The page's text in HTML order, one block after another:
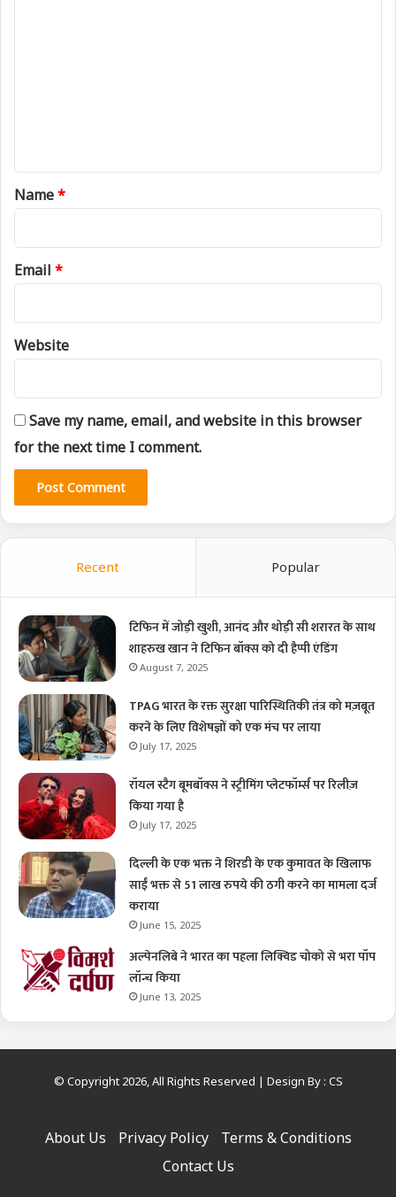
*
Name*
Email *
Website
Save my name, email, and website in this browser
for the next time I comment.
Recent Popular
टिफिन में जोड़ी खुशी, आनंद और थोड़ी सी शरारत के साथ
शाहरुख खान ने टिफिन बॉक्स को दी हैप्पी एंडिंग
August 7, 2025
TPAG भारत के रक्त सुरक्षा पारिस्थितिकी तंत्र को मज़बूत
करने के लिए विशेषज्ञों को एक मंच पर लाया
July 17, 2025
रॉयल स्टैग बूमबॉक्स ने स्ट्रीमिंग प्लेटफॉर्म्स पर रिलीज़
किया गया है
July 17, 2025
दिल्ली के एक भक्त ने शिरडी के एक कुमावत के खिलाफ
साईं भक्त से 51 लाख रुपये की ठगी करने का मामला दर्ज
कराया
June 15, 2025
अल्पेनलिबे ने भारत का पहला लिक्विड चोको से भरा पॉप
लॉन्च किया
June 13, 2025
© Copyright 2026, All Rights Reserved | Design By : CS
About Us Privacy Policy
Terms & Conditions
Contact Us